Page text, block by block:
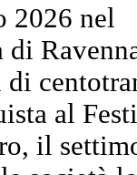
2026 nel
di
al
il